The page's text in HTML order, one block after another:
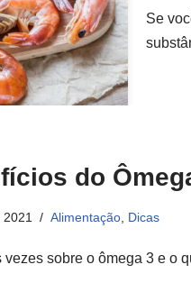
Se
do
Alimentação Dicas
sobre o ômega 3 e